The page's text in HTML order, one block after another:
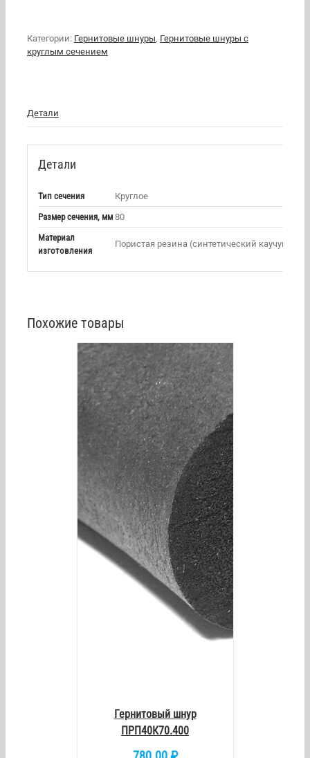
Категории: Гернитовые шнуры Гернитовые шнуры с
круглым сечением
Детали
Детали
Тип сечения
Круглое
Размер сечения, мм 80
Материал
изготовления
Пористая резина (синтетический каучук)
Похожие товары
Гернитовый шнур
ПРП40К70.400